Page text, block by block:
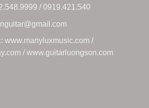
/ 0919.421.540
: www.manyluxmusic.com /
/ www.guitarluongson.com